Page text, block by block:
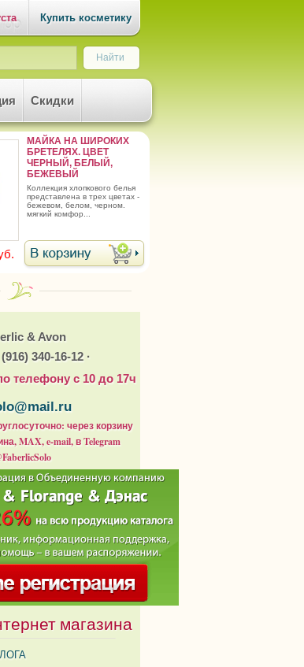
Скидки
МАЙКА НА ШИРОКИХ
БРЕТЕЛЯХ. ЦВЕТ
ЧЕРНЫЙ, БЕЛЫЙ,
БЕЖЕВЫЙ
коллекция хлопкового белья
представлена в трех цветах -
бежевом, белом, черном.
мягкий комфор...
& Avon
340-16-12 ·
телефону с 10 до 17ч
через корзину
MAX, e-mail, в Telegram
магазина
Купить косметику